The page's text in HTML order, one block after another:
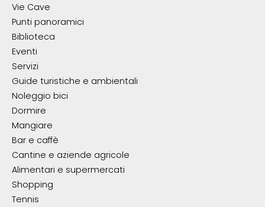
Vie Cave
Punti panoramici
Biblioteca
Eventi
Servizi
Guide turistiche e ambientali
Noleggio bici
Dormire
Mangiare
Bar e caffè
Cantine e aziende agricole
Alimentari e supermercati
Shopping
Tennis